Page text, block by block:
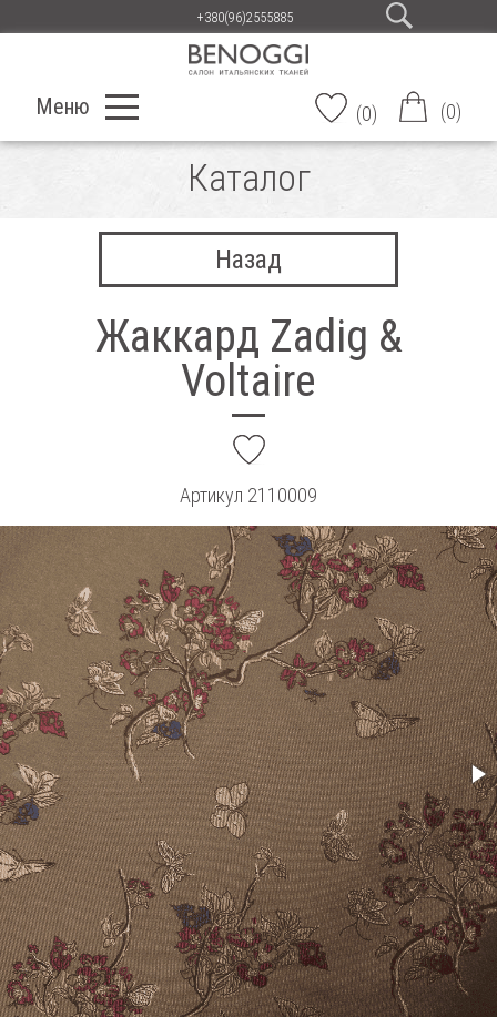
+380(96)2555885
Меню (0) (0)
Каталог
Назад
Жаккард Zadig &
Voltaire
Артикул 2110009